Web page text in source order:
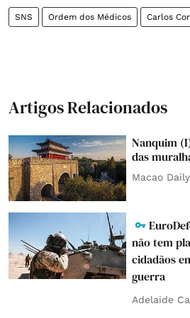
SNS Ordem dos Médicos Carlos
Artigos Relacionados
Nanquim
das
Macao
não tem
cidadãos
guerra
Adelaide